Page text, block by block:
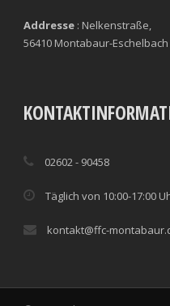
Addresse : Nelkenstraße,
56410 Montabaur-Eschelbach
02602 - 90458
Täglich von 10:00-17:00
kontakt@ffc-